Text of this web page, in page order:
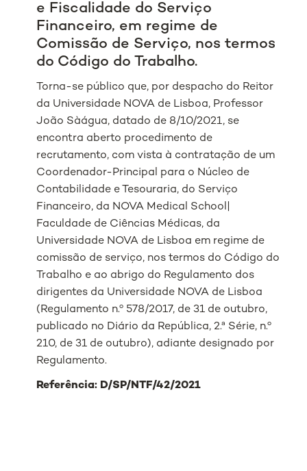
e Fiscalidade do Serviço
Financeiro, em regime de
Comissão de Serviço, nos termos
do Código do Trabalho.
Torna-se público que, por despacho do Reitor
da Universidade NOVA de Lisboa, Professor
João Sàágua, datado de 8/10/2021, se
encontra aberto procedimento de
recrutamento, com vista à contratação de um
Coordenador-Principal para o Núcleo de
Contabilidade e Tesouraria, do Serviço
Financeiro, da NOVA Medical School|
Faculdade de Ciências Médicas, da
Universidade NOVA de Lisboa em regime de
comissão de serviço, nos termos do Código do
Trabalho e ao abrigo do Regulamento dos
dirigentes da Universidade NOVA de Lisboa
(Regulamento n.º 578/2017, de 31 de outubro,
publicado no Diário da República, 2.ª Série, n.º
210, de 31 de outubro), adiante designado por
Regulamento.
Referência: D/SP/NTF/42/2021